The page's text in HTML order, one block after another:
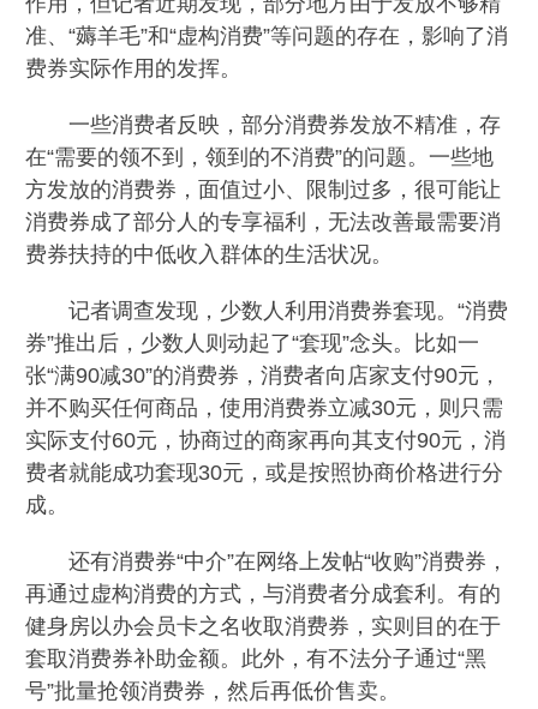
准、“薅羊毛”和“虚构消费”等问题的存在，影响了消
费券实际作用的发挥。
一些消费者反映，部分消费券发放不精准，存
在“需要的领不到，领到的不消费”的问题。一些地
方发放的消费券，面值过小、限制过多，很可能让
消费券成了部分人的专享福利，无法改善最需要消
费券扶持的中低收入群体的生活状况。
记者调查发现，少数人利用消费券套现。“消费
券”推出后，少数人则动起了“套现”念头。比如一
张“满90减30”的消费券，消费者向店家支付90元，
并不购买任何商品，使用消费券立减30元，则只需
实际支付60元，协商过的商家再向其支付90元，消
费者就能成功套现30元，或是按照协商价格进行分
成。
还有消费券“中介”在网络上发帖“收购”消费券，
再通过虚构消费的方式，与消费者分成套利。有的
健身房以办会员卡之名收取消费券，实则目的在于
套取消费券补助金额。此外，有不法分子通过“黑
号”批量抢领消费券，然后再低价售卖。